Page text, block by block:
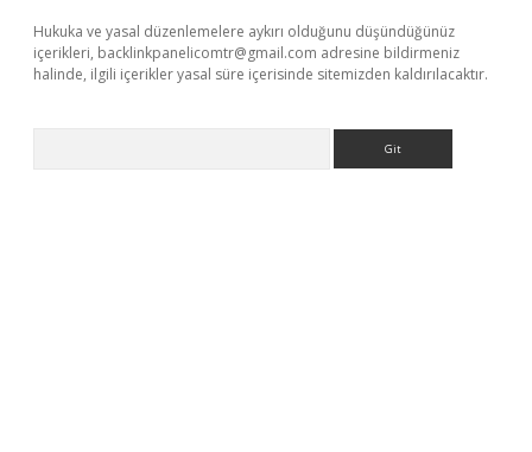
Hukuka ve yasal düzenlemelere aykırı olduğunu düşündüğünüz
içerikleri, backlinkpanelicomtr@gmail.com adresine bildirmeniz
halinde, ilgili içerikler yasal süre içerisinde sitemizden kaldırılacaktır.